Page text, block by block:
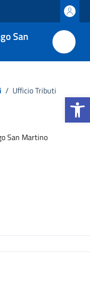
Apri la
San
/ Ufficio Tributi
San Martino